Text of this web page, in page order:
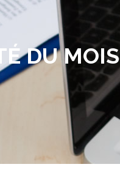
DU MOIS